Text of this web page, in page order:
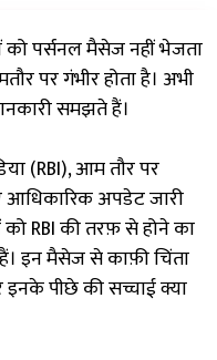
पर्सनल मैसेज नहीं भेजता
पर गंभीर होता है। अभी
समझते हैं।
(RBI), आम तौर पर
आधिकारिक अपडेट जारी
को RBI की तरफ़ से होने का
इन मैसेज से काफ़ी चिंता
पीछे की सच्चाई क्या